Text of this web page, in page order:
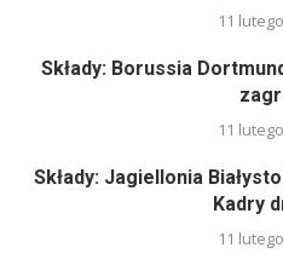
11
Składy: Borussia
11
Składy: Jagiellonia
Kadry
11